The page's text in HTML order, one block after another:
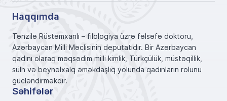
Haqqımda
Tənzilə Rüstəmxanlı – filologiya üzrə fəlsəfə doktoru,
Azərbaycan Milli Məclisinin deputatıdır. Bir Azərbaycan
qadını olaraq məqsədim milli kimlik, Türkçülük, müstəqillik,
sülh və beynəlxalq əməkdaşlıq yolunda qadınların rolunu
gücləndirməkdir.
Səhifələr